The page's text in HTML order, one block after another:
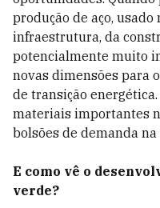
produção de aço,
infraestrutura, da
potencialmente muito
novas dimensões para
de transição
materiais importantes
bolsões de demanda na
E como vê o
verde?